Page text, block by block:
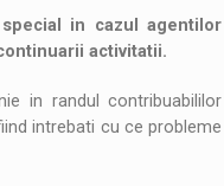
in cazul agentilor
activitatii.
in randul contribuabililor
intrebati cu ce probleme